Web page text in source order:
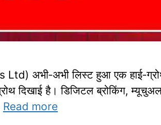
अभी‑अभी लिस्ट हुआ एक
दिखाई है। डिजिटल ब्रोकिंग,
Read more